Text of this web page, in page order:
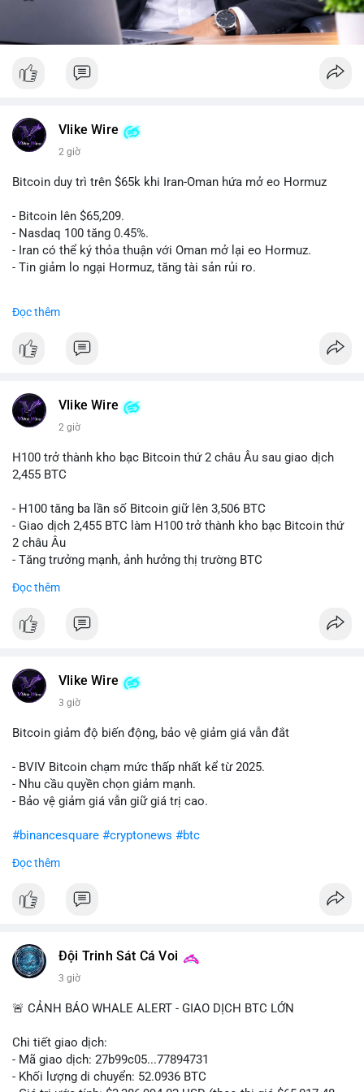
Vlike Wire
2 giờ
Bitcoin duy trì trên $65k khi Iran-Oman hứa mở eo Hormuz
- Bitcoin lên $65,209.
- Nasdaq 100 tăng 0.45%.
- Iran có thể ký thỏa thuận với Oman mở lại eo Hormuz.
- Tin giảm lo ngại Hormuz, tăng tài sản rủi ro.
📰 Nguồn: CoinDesk
Đọc thêm
Vlike Wire
2 giờ
H100 trở thành kho bạc Bitcoin thứ 2 châu Âu sau giao dịch
2,455 BTC
- H100 tăng ba lần số Bitcoin giữ lên 3,506 BTC
- Giao dịch 2,455 BTC làm H100 trở thành kho bạc Bitcoin thứ
2 châu Âu
- Tăng trưởng mạnh, ảnh hưởng thị trường BTC
#binancesquare
$btc
📰 Nguồn: Cointelegraph
Đọc thêm
Vlike Wire
3 giờ
Bitcoin giảm độ biến động, bảo vệ giảm giá vẫn đắt
- BVIV Bitcoin chạm mức thấp nhất kể từ 2025.
- Nhu cầu quyền chọn giảm mạnh.
- Bảo vệ giảm giá vẫn giữ giá trị cao.
#binancesquare #cryptonews #btc
$btc
#vlikevn #titanbot
Đọc thêm
Đội Trinh Sát Cá Voi
3 giờ
🚨 CẢNH BÁO WHALE ALERT - GIAO DỊCH BTC LỚN
Chi tiết giao dịch:
- Mã giao dịch: 27b99c05...77894731
- Khối lượng di chuyển: 52.0936 BTC